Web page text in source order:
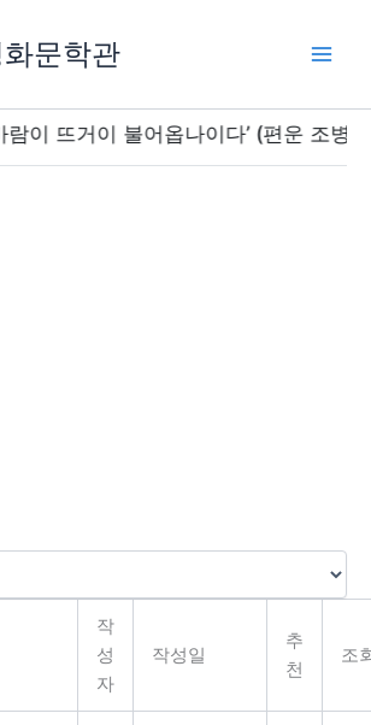
문학관
이 뜨거이 불어옵나이다’ (편운 조병
작
성
자
작성일
추
천
조